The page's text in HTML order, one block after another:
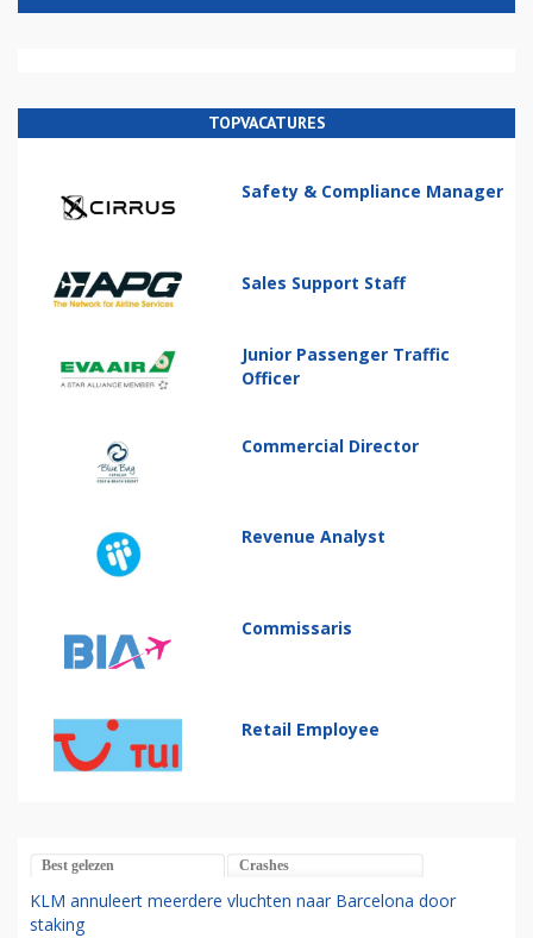
TOPVACATURES
Safety & Compliance Manager
Sales Support Staff
Junior Passenger Traffic
Officer
Commercial Director
Revenue Analyst
Commissaris
Retail Employee
Best gelezen Crashes
KLM annuleert meerdere vluchten naar Barcelona door
staking